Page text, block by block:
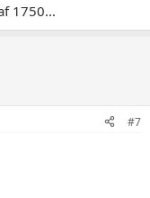
1750...
#7